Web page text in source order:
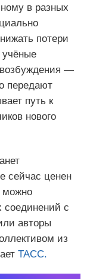
в разных
потери
учёные
—
передают
путь к
нового
сейчас ценен
можно
соединений с
авторы
из
ТАСС.